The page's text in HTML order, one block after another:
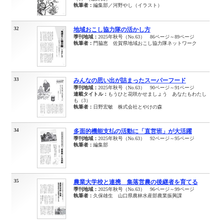
執筆者： 編集部／河野やし（イラスト）
32 地域おこし協力隊の活かし方
季刊地域： 2025年秋号（No.63） 86ページ～89ページ
執筆者： 門脇恵 佐賀県地域おこし協力隊ネットワーク
33 みんなの思い出が詰まったスーパーフード
季刊地域： 2025年秋号（No.63） 90ページ～91ページ
連載タイトル： もうひと花咲かせましょう あなたもわたし
も（3）
執筆者： 日野宏敏 株式会社とやけの森
34 多面的機能支払の活動に「直営班」が大活躍
季刊地域： 2025年秋号（No.63） 92ページ～95ページ
執筆者： 編集部
35 農業大学校と連携 集落営農の後継者を育てる
季刊地域： 2025年秋号（No.63） 96ページ～99ページ
執筆者： 久保雄生 山口県農林水産部農業振興課